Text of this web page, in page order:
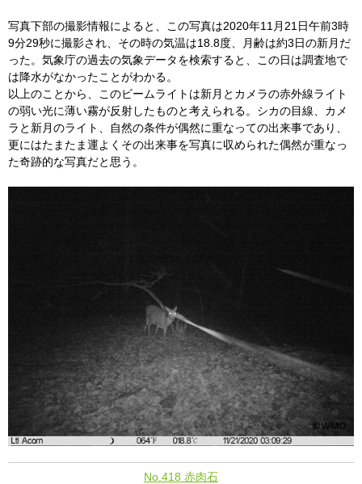
写真下部の撮影情報によると、この写真は2020年11月21日午前3時
9分29秒に撮影され、その時の気温は18.8度、月齢は約3日の新月だ
った。気象庁の過去の気象データを検索すると、この日は調査地で
は降水がなかったことがわかる。
以上のことから、このビームライトは新月とカメラの赤外線ライト
の弱い光に薄い霧が反射したものと考えられる。シカの目線、カメ
ラと新月のライト、自然の条件が偶然に重なっての出来事であり、
更にはたまたま運よくその出来事を写真に収められた偶然が重なっ
た奇跡的な写真だと思う。
No.418 赤肉石